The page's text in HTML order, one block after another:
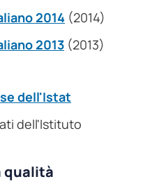
2014 (2014)
2013 (2013)
dell'Istat
dell'Istituto
qualità